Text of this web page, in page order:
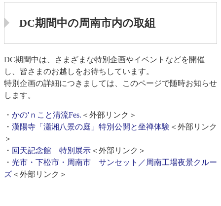
DC期間中の周南市内の取組
DC期間中は、さまざまな特別企画やイベントなどを開催
し、皆さまのお越しをお待ちしています。
特別企画の詳細につきましては、このページで随時お知らせ
します。
・ かの'ｎこと清流Fes. ＜外部リンク＞
・ 漢陽寺「瀟湘八景の庭」特別公開と坐禅体験 ＜外部リンク
＞
・ 回天記念館 特別展示 ＜外部リンク＞
・ 光市・下松市・周南市 サンセット／周南工場夜景クルー
ズ ＜外部リンク＞